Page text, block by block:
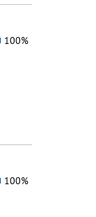
100%
100%